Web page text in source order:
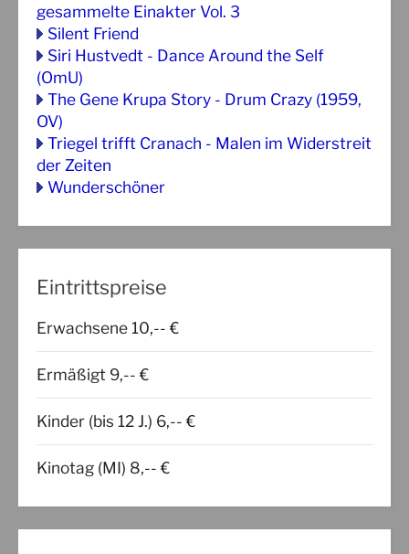
gesammelte Einakter Vol. 3
Silent Friend
Siri Hustvedt - Dance Around the Self
(OmU)
The Gene Krupa Story - Drum Crazy (1959,
OV)
Triegel trifft Cranach - Malen im Widerstreit
der Zeiten
Wunderschöner
Eintrittspreise
Erwachsene 10,-- €
Ermäßigt 9,-- €
Kinder (bis 12 J.) 6,-- €
Kinotag (MI) 8,-- €